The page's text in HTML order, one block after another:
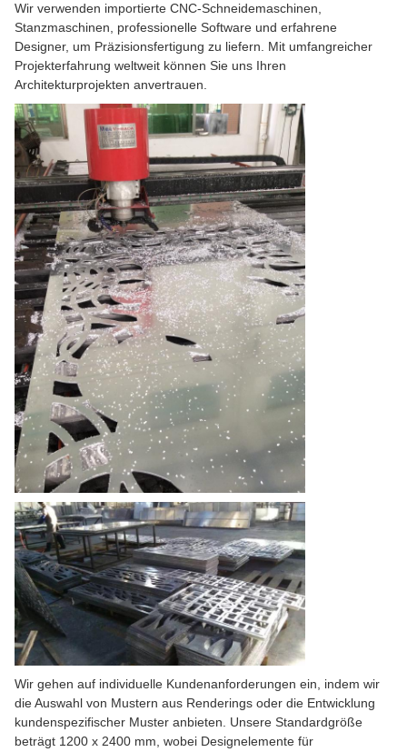
Wir verwenden importierte CNC-Schneidemaschinen,
Stanzmaschinen, professionelle Software und erfahrene
Designer, um Präzisionsfertigung zu liefern. Mit umfangreicher
Projekterfahrung weltweit können Sie uns Ihren
Architekturprojekten anvertrauen.
Wir gehen auf individuelle Kundenanforderungen ein, indem wir
die Auswahl von Mustern aus Renderings oder die Entwicklung
kundenspezifischer Muster anbieten. Unsere Standardgröße
beträgt 1200 x 2400 mm, wobei Designelemente für